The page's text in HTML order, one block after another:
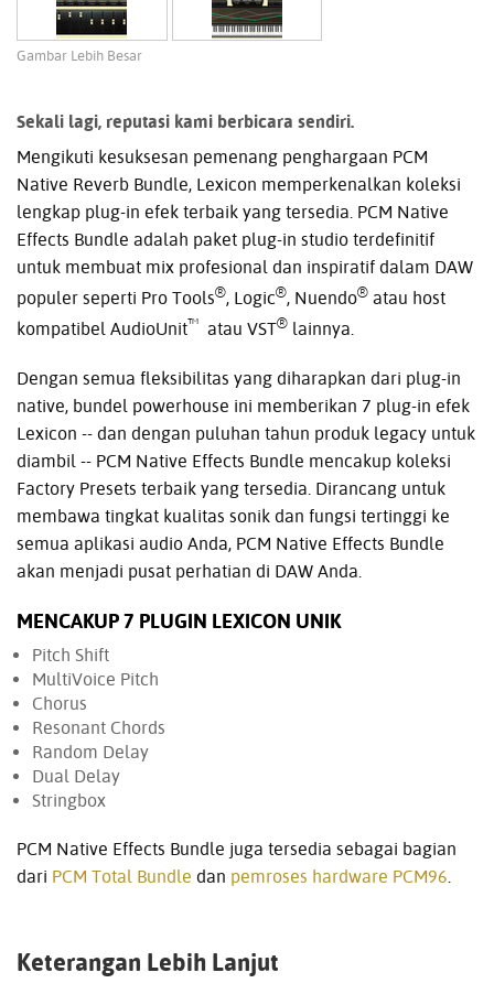
Gambar Lebih Besar
Sekali lagi, reputasi kami berbicara sendiri.
Mengikuti kesuksesan pemenang penghargaan PCM
Native Reverb Bundle, Lexicon memperkenalkan koleksi
lengkap plug-in efek terbaik yang tersedia. PCM Native
Effects Bundle adalah paket plug-in studio terdefinitif
untuk membuat mix profesional dan inspiratif dalam DAW
populer seperti Pro Tools®, Logic®, Nuendo® atau host
kompatibel AudioUnit™ atau VST® lainnya.
Dengan semua fleksibilitas yang diharapkan dari plug-in
native, bundel powerhouse ini memberikan 7 plug-in efek
Lexicon -- dan dengan puluhan tahun produk legacy untuk
diambil -- PCM Native Effects Bundle mencakup koleksi
Factory Presets terbaik yang tersedia. Dirancang untuk
membawa tingkat kualitas sonik dan fungsi tertinggi ke
semua aplikasi audio Anda, PCM Native Effects Bundle
akan menjadi pusat perhatian di DAW Anda.
MENCAKUP 7 PLUGIN LEXICON UNIK
Pitch Shift
MultiVoice Pitch
Chorus
Resonant Chords
Random Delay
Dual Delay
Stringbox
PCM Native Effects Bundle juga tersedia sebagai bagian
dari PCM Total Bundle dan pemroses hardware PCM96.
Keterangan Lebih Lanjut